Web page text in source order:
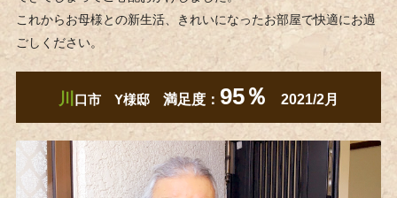
これからお母様との新生活、きれいになったお部屋で快適にお過
ごしください。
川 口市 Y様邸 満足度： 95％ 2021/2月